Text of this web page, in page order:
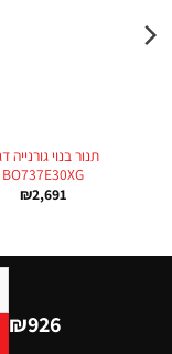
תנור בנוי גורנייה
BO737E30XG
₪2,691
₪926